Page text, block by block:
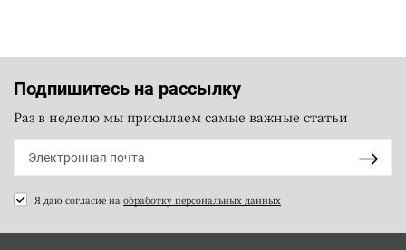
Подпишитесь на рассылку
Раз в неделю мы присылаем самые важные статьи
Я даю согласие на обработку персональных данных